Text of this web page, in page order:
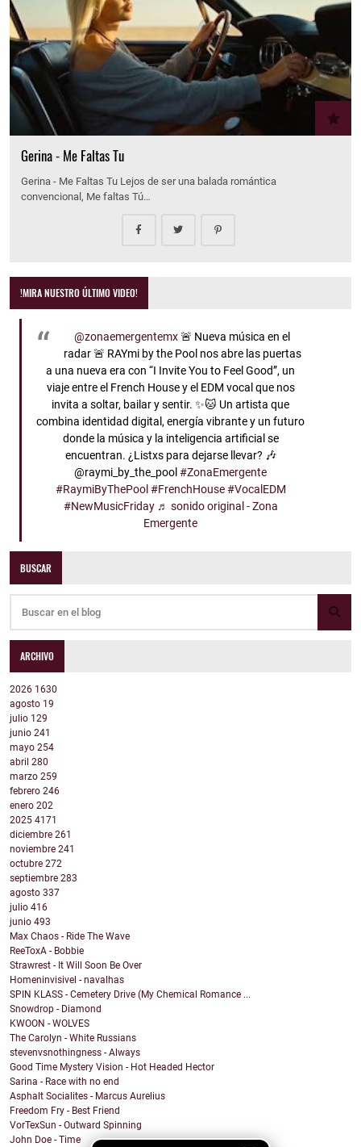
Gerina - Me Faltas Tu
Gerina - Me Faltas Tu Lejos de ser una balada romántica
convencional, Me faltas Tú…
!MIRA NUESTRO ÚLTIMO VIDEO!
@zonaemergentemx🚨 Nueva música en el
radar 🚨 RAYmi by the Pool nos abre las puertas
a una nueva era con “I Invite You to Feel Good”, un
viaje entre el French House y el EDM vocal que nos
invita a soltar, bailar y sentir. ✨🐱 Un artista que
combina identidad digital, energía vibrante y un futuro
donde la música y la inteligencia artificial se
encuentran. ¿Listxs para dejarse llevar? 🎶
@raymi_by_the_pool#ZonaEmergente
#RaymiByThePool #FrenchHouse #VocalEDM
#NewMusicFriday ♬ sonido original - Zona
Emergente
BUSCAR
ARCHIVO
2026 1630
agosto 19
julio 129
junio 241
mayo 254
abril 280
marzo 259
febrero 246
enero 202
2025 4171
diciembre 261
noviembre 241
octubre 272
septiembre 283
agosto 337
julio 416
junio 493
Max Chaos - Ride The Wave
ReeToxA - Bobbie
Strawrest - It Will Soon Be Over
Homeninvisivel - navalhas
SPIN KLASS - Cemetery Drive (My Chemical Romance ...
Snowdrop - Diamond
KWOON - WOLVES
The Carolyn - White Russians
stevenvsnothingness - Always
Good Time Mystery Vision - Hot Headed Hector
Sarina - Race with no end
Asphalt Socialites - Marcus Aurelius
Freedom Fry - Best Friend
VorTexSun - Outward Spinning
John Doe - Time